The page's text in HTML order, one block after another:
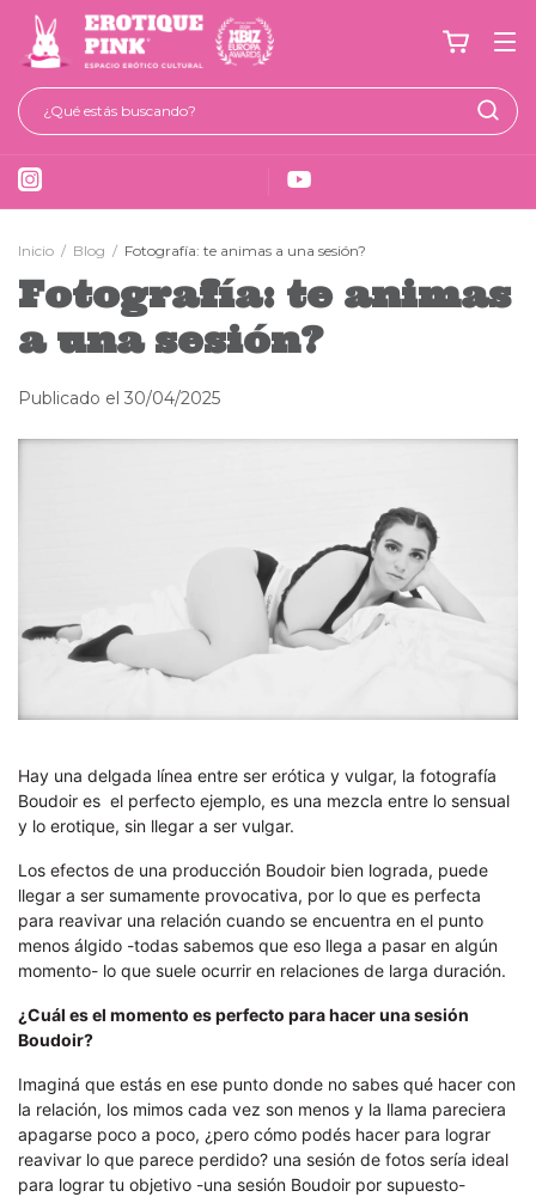
Inicio / Blog / Fotografía: te animas a una sesión?
Fotografía: te animas
a una sesión?
Publicado el 30/04/2025
Hay una delgada línea entre ser erótica y vulgar, la fotografía
Boudoir es el perfecto ejemplo, es una mezcla entre lo sensual
y lo erotique, sin llegar a ser vulgar.
Los efectos de una producción Boudoir bien lograda, puede
llegar a ser sumamente provocativa, por lo que es perfecta
para reavivar una relación cuando se encuentra en el punto
menos álgido -todas sabemos que eso llega a pasar en algún
momento- lo que suele ocurrir en relaciones de larga duración.
¿Cuál es el momento es perfecto para hacer una sesión
Boudoir?
Imaginá que estás en ese punto donde no sabes qué hacer con
la relación, los mimos cada vez son menos y la llama pareciera
apagarse poco a poco, ¿pero cómo podés hacer para lograr
reavivar lo que parece perdido? una sesión de fotos sería ideal
para lograr tu objetivo -una sesión Boudoir por supuesto-